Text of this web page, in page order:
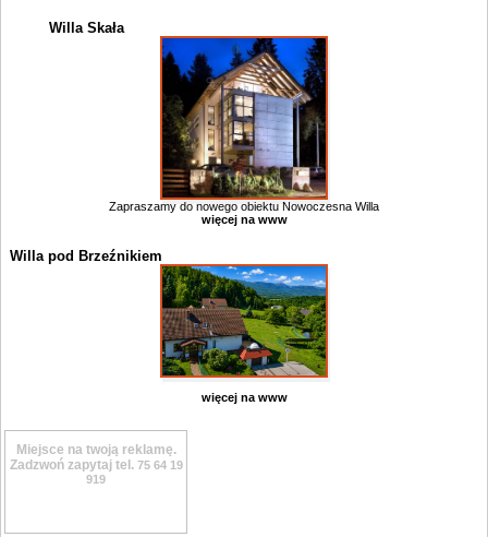
Willa Skała
Zapraszamy do nowego obiektu Nowoczesna Willa
więcej na www
Willa pod Brzeźnikiem
więcej na www
Miejsce na twoją reklamę.
Zadzwoń zapytaj tel. 75 64 19
919